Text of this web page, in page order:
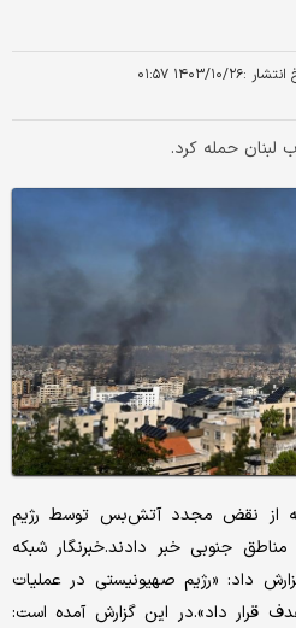
انتشار :۱۴۰۳/۱۰/۲۶ ۰۱:۵۷
لبنان حمله کرد.
از نقض مجدد آتش‌بس توسط رژیم
جنوبی خبر دادند.خبرنگار شبکه
داد: «رژیم صهیونیستی در عملیات
قرار داد».در این گزارش آمده است: